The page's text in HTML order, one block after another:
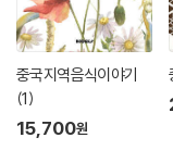
중국지역음식이야기
(1)
15,700원